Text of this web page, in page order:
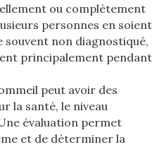
ou complètement
personnes en soient
non diagnostiqué,
principalement pendant
peut avoir des
la santé, le niveau
évaluation permet
et de déterminer la